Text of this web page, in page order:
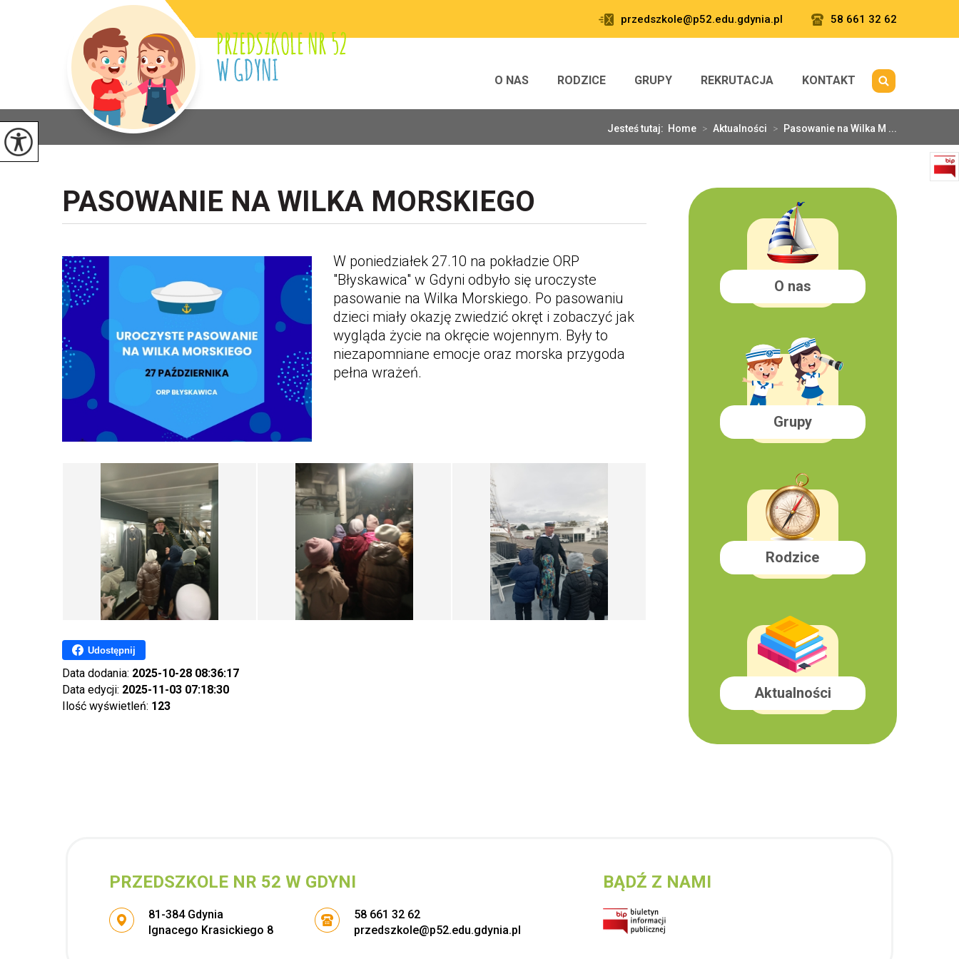
przedszkole@p52.edu.gdynia.pl 58 661 32 62
O NAS RODZICE GRUPY REKRUTACJA KONTAKT
Jesteś tutaj: Home > Aktualności > Pasowanie na Wilka M ...
PASOWANIE NA WILKA MORSKIEGO
W poniedziałek 27.10 na pokładzie ORP
"Błyskawica" w Gdyni odbyło się uroczyste
pasowanie na Wilka Morskiego. Po pasowaniu
dzieci miały okazję zwiedzić okręt i zobaczyć jak
wygląda życie na okręcie wojennym. Były to
niezapomniane emocje oraz morska przygoda
pełna wrażeń.
Udostępnij
Data dodania: 2025-10-28 08:36:17
Data edycji: 2025-11-03 07:18:30
Ilość wyświetleń: 123
O nas
Grupy
Rodzice
Aktualności
PRZEDSZKOLE NR 52 W GDYNI
Adres pocztowy:
81-384 Gdynia
Ignacego Krasickiego 8
58 661 32 62
przedszkole@p52.edu.gdynia.pl
BĄDŹ Z NAMI